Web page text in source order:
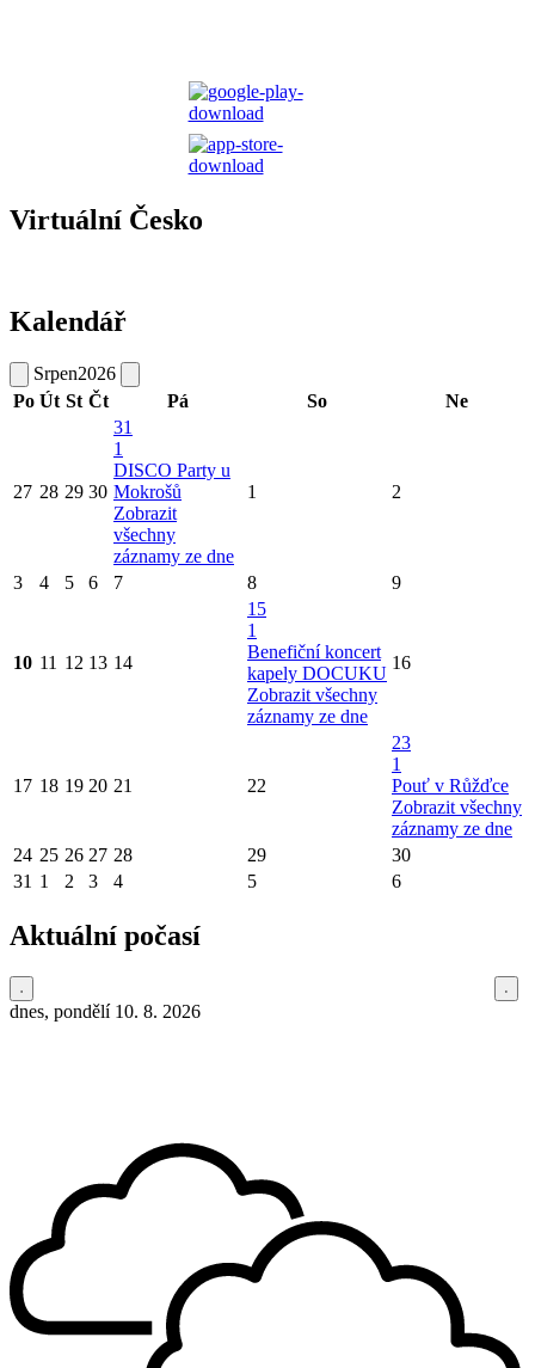
Virtuální Česko
Kalendář
Srpen2026
Po Út St Čt Pá So Ne
27 28 29 30
31
1
DISCO Party u
Mokrošů
Zobrazit
všechny
záznamy ze dne
1 2
3 4 5 6 7 8 9
10 11 12 13 14
15
1
Benefiční koncert
kapely DOCUKU
Zobrazit všechny
záznamy ze dne
16
17 18 19 20 21 22
23
1
Pouť v Růžďce
Zobrazit všechny
záznamy ze dne
24 25 26 27 28 29
30
31 1 2 3 4 5 6
Aktuální počasí
dnes, pondělí 10. 8. 2026